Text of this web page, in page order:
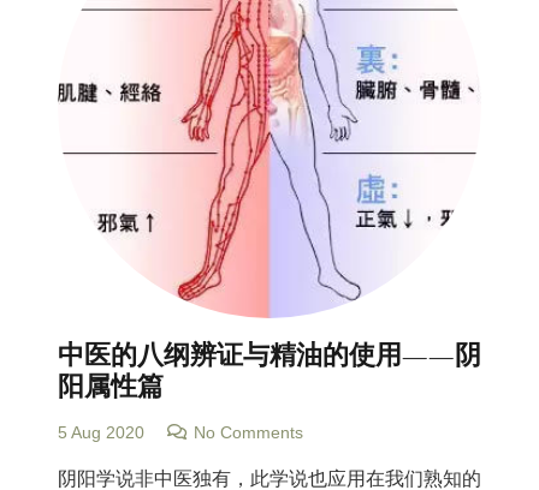
中医的八纲辨证与精油的使用——阴
阳属性篇
5 Aug 2020 No Comments
阴阳学说非中医独有，此学说也应用在我们熟知的